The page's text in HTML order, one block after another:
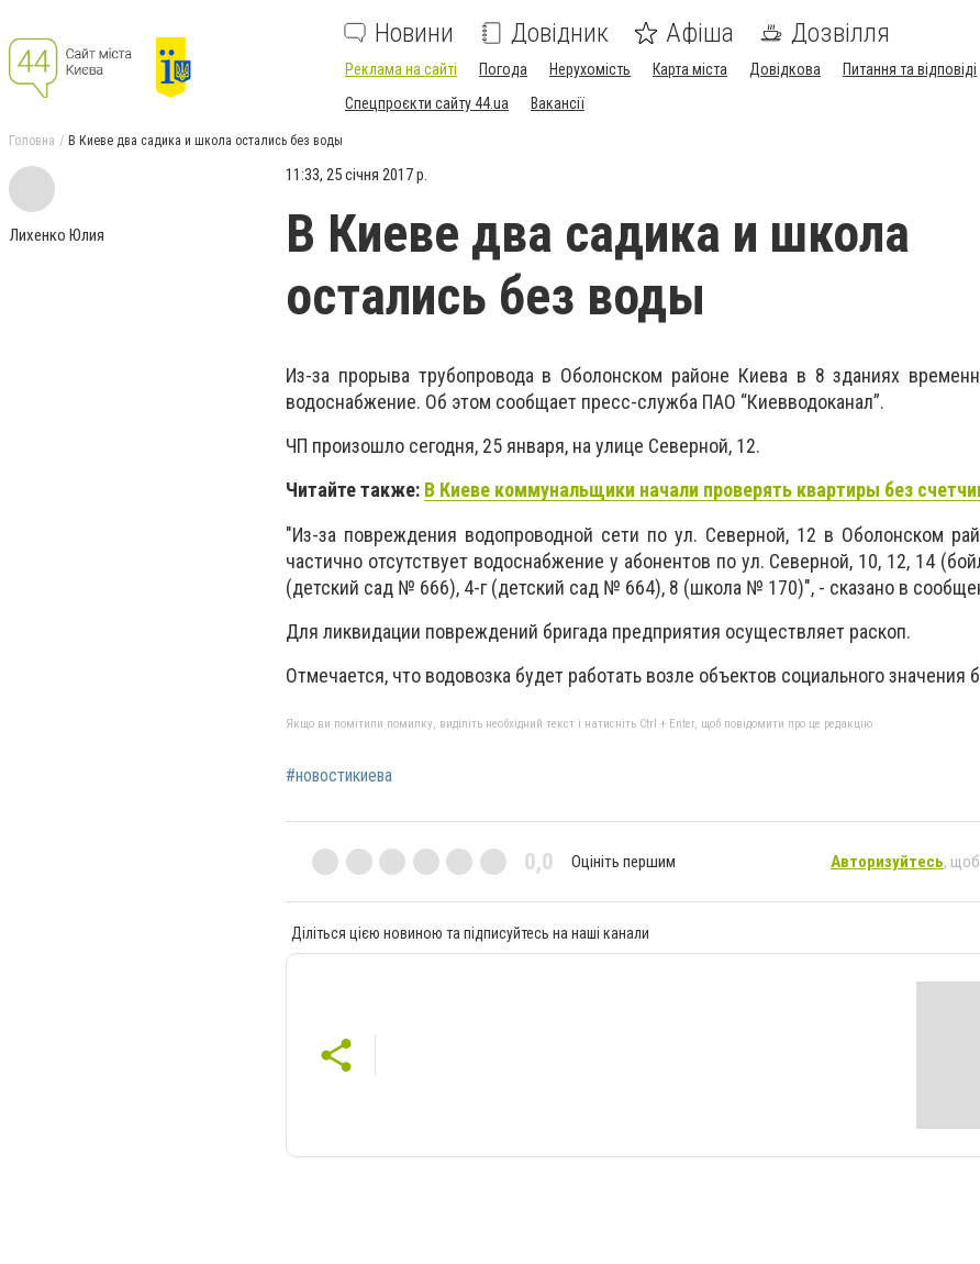
Новини Довідник Афіша Дозвілля
Реклама на сайті Погода Нерухомість Карта міста Довідкова Питання та відповіді
Спецпроєкти сайту 44.ua
Вакансії
Головна В Киеве два садика и школа остались без воды
Лихенко Юлия
11:33, 25 січня 2017 р.
В Киеве два садика и школа
остались без воды
Из-за прорыва трубопровода в Оболонском районе Киева в 8 зданиях
водоснабжение. Об этом сообщает пресс-служба ПАО “Киевводоканал”.
ЧП произошло сегодня, 25 января, на улице Северной, 12.
Читайте также: В Киеве коммунальщики начали проверять квартиры без
"Из-за повреждения водопроводной сети по ул. Северной, 12 в Оболонском
частично отсутствует водоснабжение у абонентов по ул. Северной, 10, 12, 14
(детский сад № 666), 4-г (детский сад № 664), 8 (школа № 170)", - сказано в
Для ликвидации повреждений бригада предприятия осуществляет раскоп.
Отмечается, что водовозка будет работать возле объектов социального значения
Якщо ви помітили помилку, виділіть необхідний текст і натисніть Ctrl + Enter, щоб повідомити про це редакцію
#новостикиева
0,0 Оцініть першим Авторизуйтесь, щоб
Діліться цією новиною та підписуйтесь на наші канали